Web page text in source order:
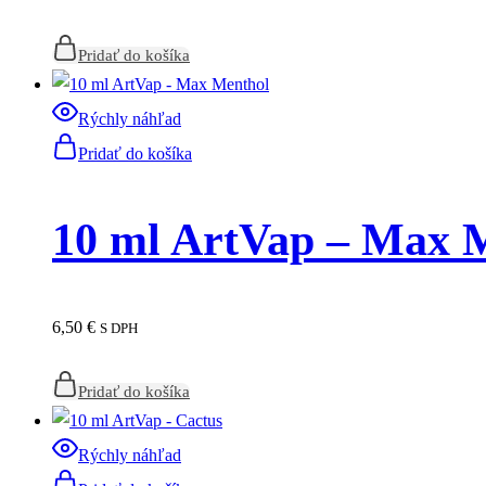
Pridať do košíka
Rýchly náhľad
Pridať do košíka
10 ml ArtVap – Max
6,50 € S DPH
Pridať do košíka
Rýchly náhľad